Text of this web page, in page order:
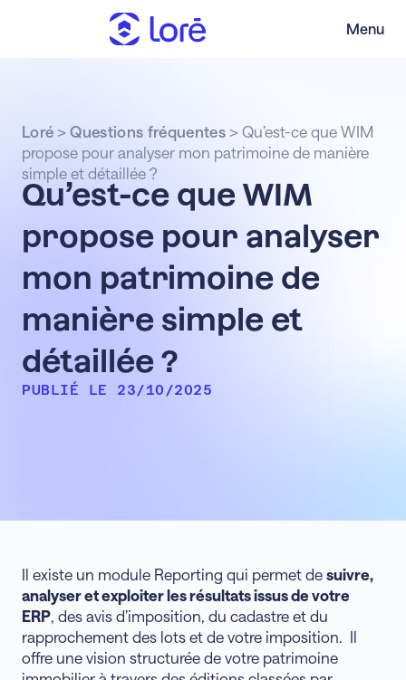
Menu
Qu’est-ce que WIM
propose pour analyser
mon patrimoine de
manière simple et
détaillée ?
PUBLIÉ LE 23/10/2025
Loré >Questions fréquentes >Qu’est-ce que WIM
propose pour analyser mon patrimoine de manière
simple et détaillée ?
Il existe un module Reporting qui permet de suivre,
analyser et exploiter les résultats issus de votre
ERP, des avis d’imposition, du cadastre et du
rapprochement des lots et de votre imposition. Il
offre une vision structurée de votre patrimoine